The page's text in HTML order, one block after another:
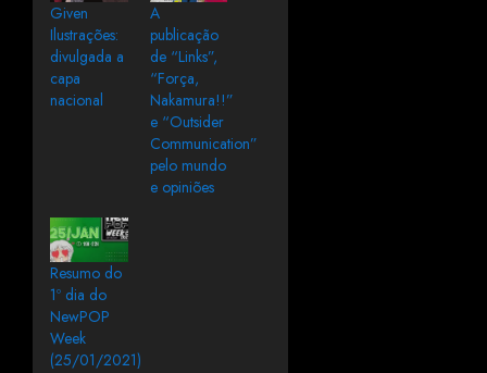
Given
Ilustrações:
divulgada a
capa
nacional
A
publicação
de “Links”,
“Força,
Nakamura!!”
e “Outsider
Communication”
pelo mundo
e opiniões
Resumo do
1º dia do
NewPOP
Week
(25/01/2021)